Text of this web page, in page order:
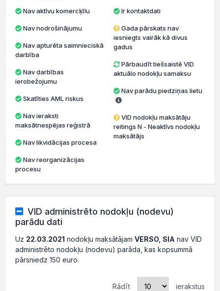
Nav aktīvu komercķīlu
Nav nodrošinājumu
darbība
ierobežojumu
Skatīties AML riskus
maksātnespējas reģistrā
Nav likvidācijas procesa
procesu
Ir kontaktdati
Gada pārskats nav
iesniegts vairāk kā divus
gadus
Pārbaudīt tiešsaistē VID
aktuālo nodokļu samaksu
Nav parādu piedziņas lietu
VID nodokļu maksātāju
reitings N - Neaktīvs nodokļu
maksātājs
VID administrēto nodokļu (nodevu)
parādu dati
Uz 22.03.2021 nodokļu maksātājam VERSO, SIA nav VID
administrēto nodokļu (nodevu) parāda, kas kopsummā
pārsniedz 150 euro.
Rādīt ierakstus